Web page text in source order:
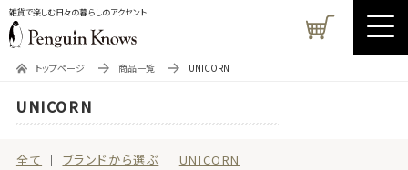
雑貨で楽しむ日々の暮らしのアクセント
トップページ 商品一覧 UNICORN
UNICORN
全て ブランドから選ぶ UNICORN